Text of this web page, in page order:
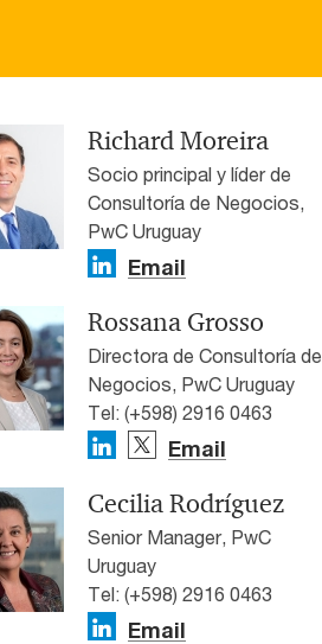
Richard Moreira
Socio principal y líder de
Consultoría de Negocios,
PwC Uruguay
Email
Rossana Grosso
Directora de Consultoría de
Negocios, PwC Uruguay
Tel: (+598) 2916 0463
Email
Cecilia Rodríguez
Senior Manager, PwC
Uruguay
Tel: (+598) 2916 0463
Email